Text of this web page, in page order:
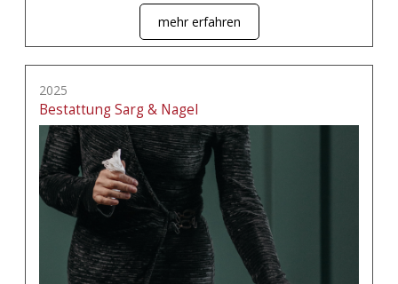
mehr erfahren
2025
Bestattung Sarg & Nagel